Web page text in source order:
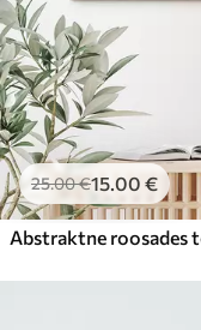
25.00€15.00 €